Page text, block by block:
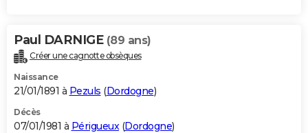
Paul DARNIGE (89 ans)
Créer une cagnotte obsèques
Naissance
21/01/1891 à Pezuls (Dordogne)
Décès
07/01/1981 à Périgueux(Dordogne)